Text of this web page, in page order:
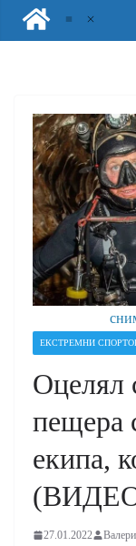
ЕКСТРЕМНИ
Оцелял
пещера
екипа,
27.01.2022